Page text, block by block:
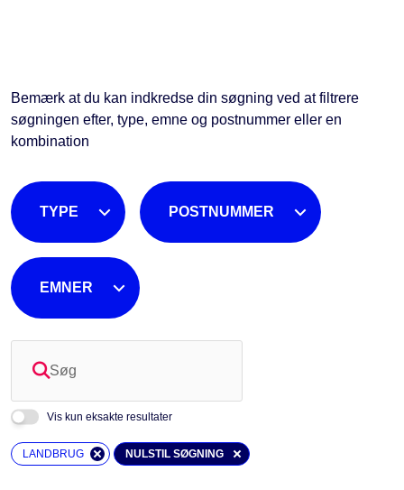
Bemærk at du kan indkredse din søgning ved at filtrere
søgningen efter, type, emne og postnummer eller en
kombination
Vis kun eksakte resultater
LANDBRUG NULSTIL SØGNING
TYPE POSTNUMMER
EMNER